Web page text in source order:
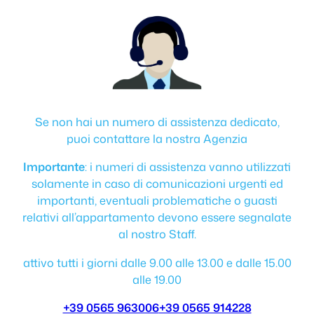
Se non hai un numero di assistenza dedicato,
puoi contattare la nostra Agenzia
Importante: i numeri di assistenza vanno utilizzati
solamente in caso di comunicazioni urgenti ed
importanti, eventuali problematiche o guasti
relativi all’appartamento devono essere segnalate
al nostro Staff.
attivo tutti i giorni dalle 9.00 alle 13.00 e dalle 15.00
alle 19.00
+39 0565 963006+39 0565 914228